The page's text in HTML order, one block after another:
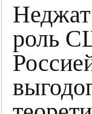
роль